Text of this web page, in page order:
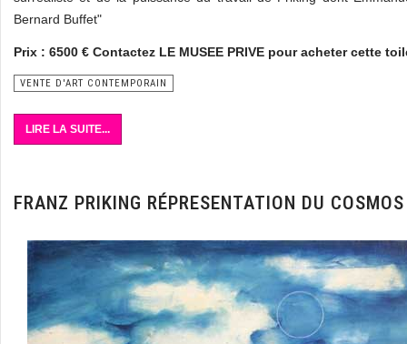
Bernard Buffet"
Prix : 6500 € Contactez LE MUSEE PRIVE pour acheter cette
VENTE D'ART CONTEMPORAIN
LIRE LA SUITE...
FRANZ PRIKING RÉPRESENTATION DU COSMOS